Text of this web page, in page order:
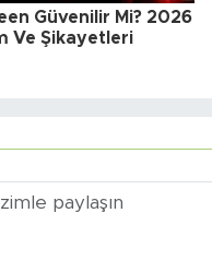
Güvenilir Mi? 2026
Ve Şikayetleri